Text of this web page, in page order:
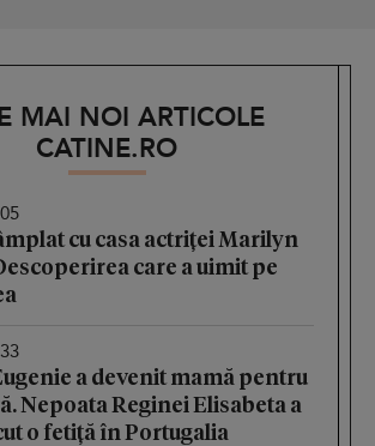
MAI NOI ARTICOLE
CATINE.RO
cu casa actriței Marilyn
care a uimit pe
a devenit mamă pentru
Nepoata Reginei Elisabeta a
o fetiță în Portugalia